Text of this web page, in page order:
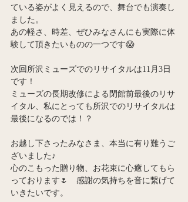
ている姿がよく見えるので、舞台でも演奏し
ました。
あの軽さ、時差、ぜひみなさんにも実際に体
験して頂きたいものの一つです😱
次回所沢ミューズでのリサイタルは11月3日
です！
ミューズの長期改修による閉館前最後のリサ
イタル、私にとっても所沢でのリサイタルは
最後になるのでは！？
お越し下さったみなさま、本当に有り難うご
ざいました♪
心のこもった贈り物、お花束に心癒してもら
っております🌷　感謝の気持ちを音に繋げて
いきたいです。